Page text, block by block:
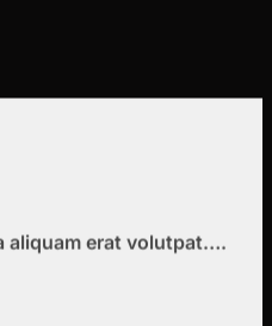
aliquam erat volutpat….